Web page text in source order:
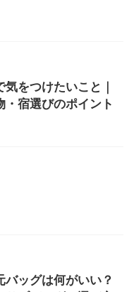
をつけたいこと｜
・宿選びのポイント
バッグは何がいい？